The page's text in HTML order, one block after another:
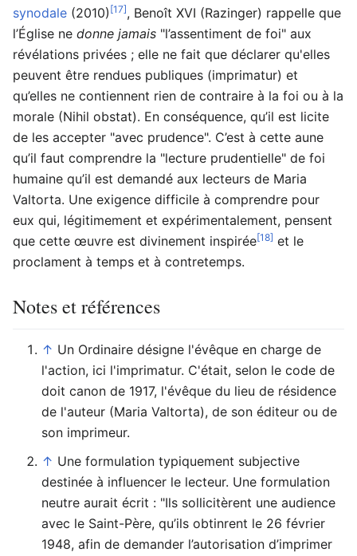
synodale (2010) [17], Benoît XVI (Razinger) rappelle que
l’Église ne donne jamais "l’assentiment de foi" aux
révélations privées ; elle ne fait que déclarer qu'elles
peuvent être rendues publiques (imprimatur) et
qu’elles ne contiennent rien de contraire à la foi ou à la
morale (Nihil obstat). En conséquence, qu’il est licite
de les accepter "avec prudence". C’est à cette aune
qu’il faut comprendre la "lecture prudentielle" de foi
humaine qu’il est demandé aux lecteurs de Maria
Valtorta. Une exigence difficile à comprendre pour
eux qui, légitimement et expérimentalement, pensent
que cette œuvre est divinement inspirée[18] et le
proclament à temps et à contretemps.
Notes et références
↑ Un Ordinaire désigne l'évêque en charge de
l'action, ici l'imprimatur. C'était, selon le code de
doit canon de 1917, l'évêque du lieu de résidence
de l'auteur (Maria Valtorta), de son éditeur ou de
son imprimeur.
↑ Une formulation typiquement subjective
destinée à influencer le lecteur. Une formulation
neutre aurait écrit : "Ils sollicitèrent une audience
avec le Saint-Père, qu’ils obtinrent le 26 février
1948, afin de demander l’autorisation d’imprimer